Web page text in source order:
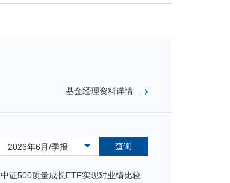
基金经理资料详情
2026年6月/季报 查询
证500质量成长ETF实现对业绩比较